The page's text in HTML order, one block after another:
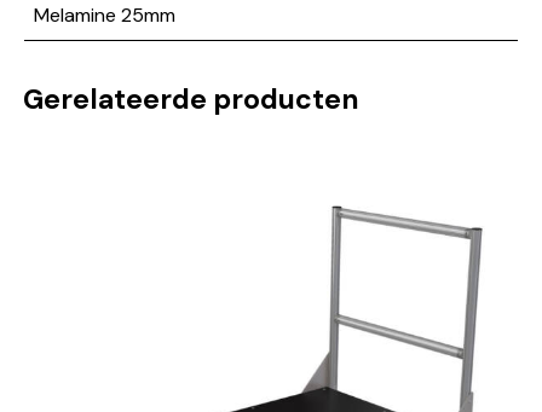
Melamine 25mm
Gerelateerde producten